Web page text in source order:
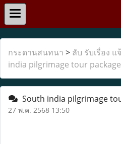
กระดานสนทนา > ลับ รับเรื่อง แ
india pilgrimage tour
South india pilgrimage
27 พ.ค. 2568 13:50